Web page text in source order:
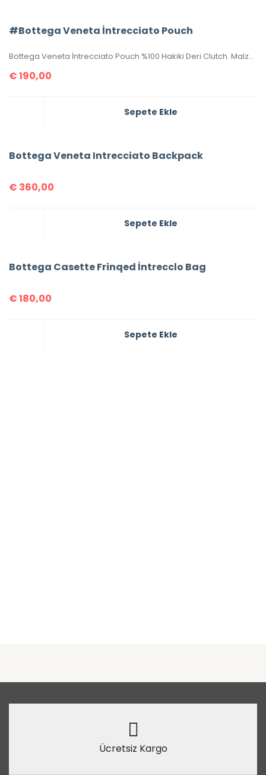
#Bottega Veneta İntrecciato Pouch
Bottega Veneta İntrecciato Pouch %100 Hakiki Deri Clutch. Malzemesi el örgüsü, hakiki kuzu derisidir. Ölçüsü 20×15 cm dir. Kutulu, toz torbalı, sertifikalıdır.
€190,00
Sepete Ekle
Bottega Veneta Intrecciato Backpack
€ 360,00
Sepete Ekle
Bottega Casette Frinqed İntrecclo Bag
€180,00
Sepete Ekle
Ücretsiz Kargo